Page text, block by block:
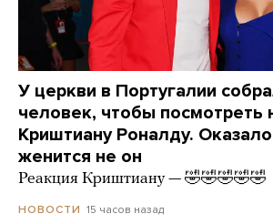
У церкви в Португалии
человек, чтобы посмотреть
Криштиану Роналду.
женится не он
Реакция Криштиану — 🤣🤣🤣🤣🤣
НОВОСТИ 15 часов назад